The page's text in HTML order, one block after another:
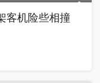
客机险些相撞